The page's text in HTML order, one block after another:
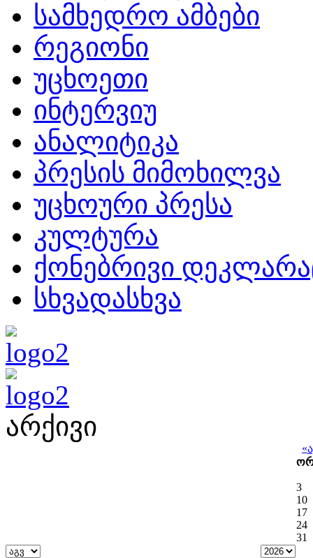
სამხედრო ამბები
რეგიონი
უცხოეთი
ინტერვიუ
ანალიტიკა
პრესის მიმოხილვა
უცხოური პრესა
კულტურა
ქონებრივი
სხვადასხვა
არქივი
«
3
10
17
24
31